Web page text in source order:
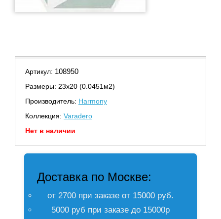
Артикул: 108950
Размеры: 23х20 (0.0451м2)
Производитель: Harmony
Коллекция: Varadero
Нет в наличии
Доставка по Москве:
от 2700 при заказе от 15000 руб.
5000 руб при заказе до 15000р